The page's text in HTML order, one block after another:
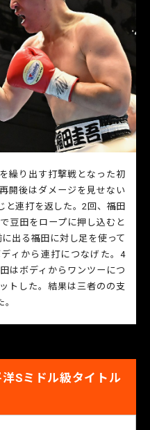
繰り出す打撃戦となった初
開後はダメージを見せない
と連打を返した。2回、福田
豆田をロープに押し込むと
出る福田に対し足を使って
ィから連打につなげた。4
はボディからワンツーにつ
トした。結果は三者のの支
Sミドル級タイトル